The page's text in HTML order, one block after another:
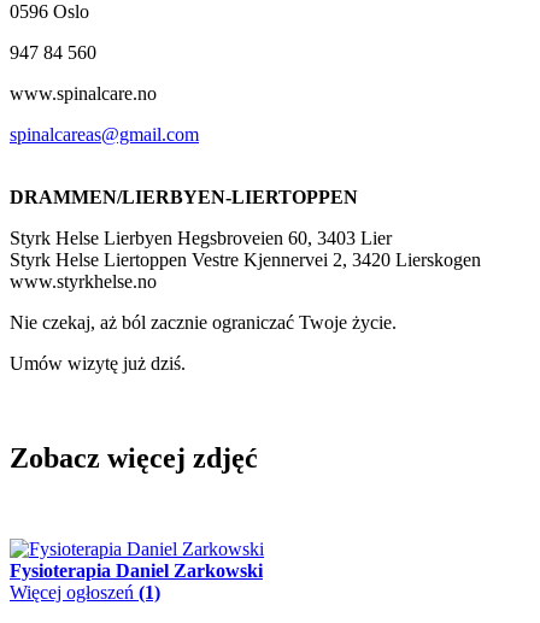
0596 Oslo
947 84 560
www.spinalcare.no
spinalcareas@gmail.com
DRAMMEN/LIERBYEN-LIERTOPPEN
Styrk Helse Lierbyen Hegsbroveien 60, 3403 Lier
Styrk Helse Liertoppen Vestre Kjennervei 2, 3420 Lierskogen
www.styrkhelse.no
Nie czekaj, aż ból zacznie ograniczać Twoje życie.
Umów wizytę już dziś.
Zobacz więcej zdjęć
Fysioterapia Daniel Zarkowski
Więcej ogłoszeń (1)